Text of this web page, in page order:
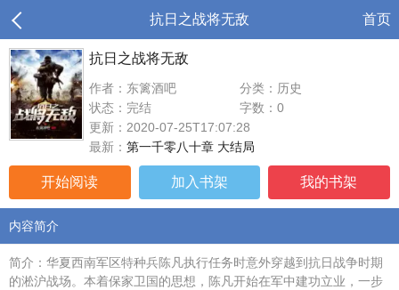
抗日之战将无敌 首页
抗日之战将无敌
作者：东篱酒吧
分类：历史
状态：完结
字数：0
更新：2020-07-25T17:07:28
最新： 第一千零八十章 大结局
开始阅读 加入书架 我的书架
内容简介
简介：华夏西南军区特种兵陈凡执行任务时意外穿越到抗日战争时期
的淞沪战场。本着保家卫国的思想，陈凡开始在军中建功立业，一步